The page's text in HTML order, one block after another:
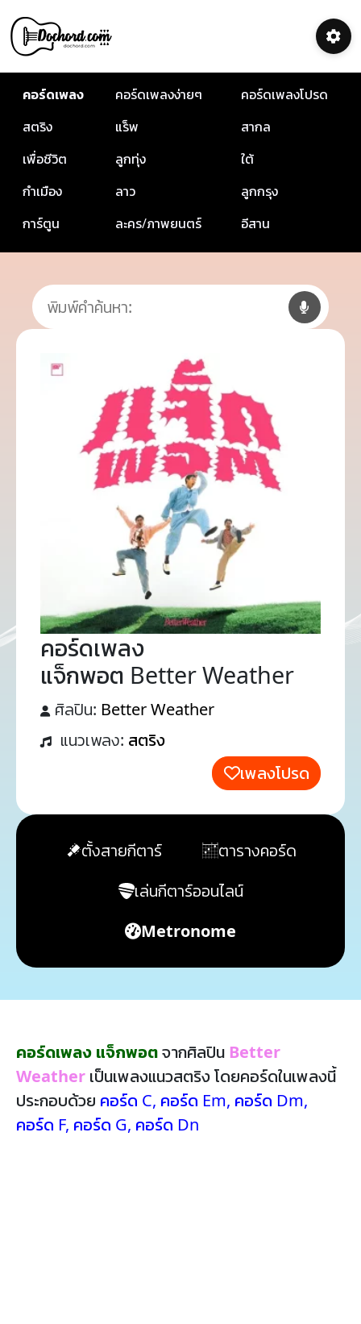
คอร์ดเพลง คอร์ดเพลงง่ายๆ
คอร์ดเพลงโปรด
สตริง
แร็พ
สากล
เพื่อชีวิต
ลูกทุ่ง
ใต้
กำเมือง
ลาว
ลูกกรุง
การ์ตูน
ละคร/ภาพยนตร์ อีสาน
คอร์ดเพลง
แจ็กพอต Better Weather
ศิลปิน: Better Weather
แนวเพลง: สตริง
เพลงโปรด
ตั้งสายกีตาร์
ตารางคอร์ด
เล่นกีตาร์ออนไลน์
Metronome
คอร์ดเพลง แจ็กพอตจากศิลปิน Better
Weather เป็นเพลงแนวสตริง โดยคอร์ดในเพลงนี้
ประกอบด้วย คอร์ด C, คอร์ด Em, คอร์ด Dm,
คอร์ด F, คอร์ด G, คอร์ด Dn